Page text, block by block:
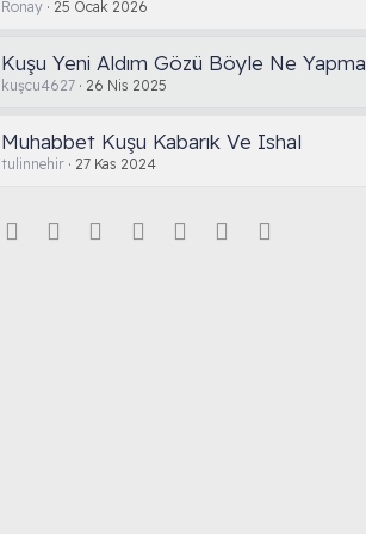
Ronay 25 Ocak 2026
Kuşu Yeni Aldım Gözü Böyle Ne
kuşcu4627 26 Nis 2025
Muhabbet Kuşu Kabarık Ve Ishal
tulinnehir 27 Kas 2024
Facebook
Twitter Reddit Pinterest
Tumblr WhatsApp